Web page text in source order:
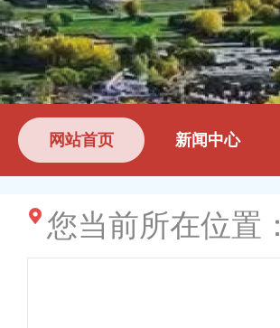
网站首页 新闻中心
您当前所在位置：